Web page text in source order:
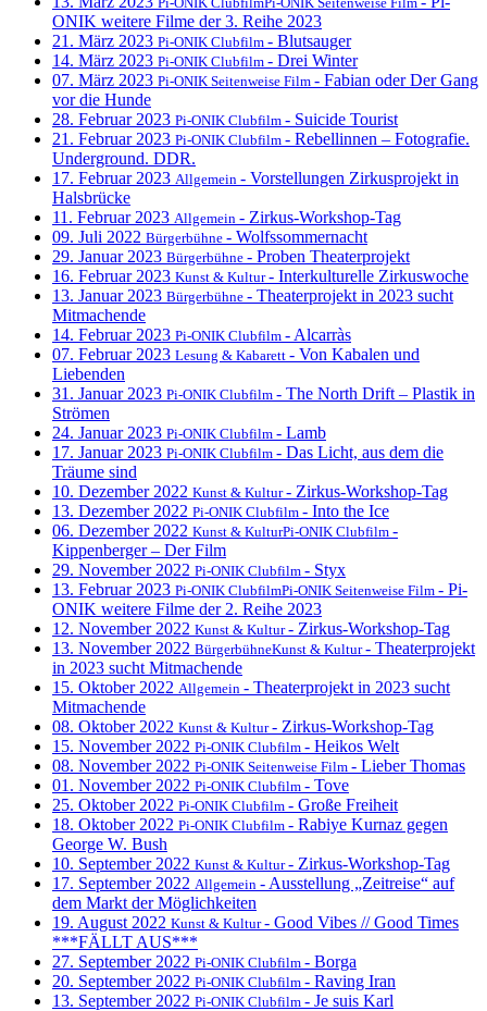
ONIK weitere Filme der 3. Reihe 2023
21. März 2023 Pi-ONIK Clubfilm - Blutsauger
14. März 2023 Pi-ONIK Clubfilm - Drei Winter
07. März 2023 Pi-ONIK Seitenweise Film - Fabian oder Der Gang
vor die Hunde
28. Februar 2023 Pi-ONIK Clubfilm - Suicide Tourist
21. Februar 2023 Pi-ONIK Clubfilm - Rebellinnen – Fotografie.
Underground. DDR.
17. Februar 2023 Allgemein - Vorstellungen Zirkusprojekt in
Halsbrücke
11. Februar 2023 Allgemein - Zirkus-Workshop-Tag
09. Juli 2022 Bürgerbühne - Wolfssommernacht
29. Januar 2023 Bürgerbühne - Proben Theaterprojekt
16. Februar 2023 Kunst & Kultur- Interkulturelle Zirkuswoche
13. Januar 2023 Bürgerbühne - Theaterprojekt in 2023 sucht
Mitmachende
14. Februar 2023 Pi-ONIK Clubfilm - Alcarràs
07. Februar 2023 Lesung & Kabarett - Von Kabalen und
Liebenden
31. Januar 2023 Pi-ONIK Clubfilm - The North Drift – Plastik in
Strömen
24. Januar 2023 Pi-ONIK Clubfilm - Lamb
17. Januar 2023 Pi-ONIK Clubfilm - Das Licht, aus dem die
Träume sind
10. Dezember 2022 Kunst & Kultur- Zirkus-Workshop-Tag
13. Dezember 2022 Pi-ONIK Clubfilm - Into the Ice
06. Dezember 2022 Kunst & KulturPi-ONIK Clubfilm -
Kippenberger – Der Film
29. November 2022 Pi-ONIK Clubfilm - Styx
13. Februar 2023 Pi-ONIK ClubfilmPi-ONIK Seitenweise Film - Pi-
ONIK weitere Filme der 2. Reihe 2023
12. November 2022 Kunst & Kultur- Zirkus-Workshop-Tag
13. November 2022 BürgerbühneKunst & Kultur- Theaterprojekt
in 2023 sucht Mitmachende
15. Oktober 2022 Allgemein - Theaterprojekt in 2023 sucht
Mitmachende
08. Oktober 2022 Kunst & Kultur- Zirkus-Workshop-Tag
15. November 2022 Pi-ONIK Clubfilm - Heikos Welt
08. November 2022 Pi-ONIK Seitenweise Film - Lieber Thomas
01. November 2022 Pi-ONIK Clubfilm - Tove
25. Oktober 2022 Pi-ONIK Clubfilm - Große Freiheit
18. Oktober 2022 Pi-ONIK Clubfilm - Rabiye Kurnaz gegen
George W. Bush
10. September 2022 Kunst & Kultur- Zirkus-Workshop-Tag
17. September 2022 Allgemein - Ausstellung „Zeitreise“ auf
dem Markt der Möglichkeiten
19. August 2022 Kunst & Kultur- Good Vibes // Good Times
***FÄLLT AUS***
27. September 2022 Pi-ONIK Clubfilm - Borga
20. September 2022 Pi-ONIK Clubfilm - Raving Iran
13. September 2022 Pi-ONIK Clubfilm - Je suis Karl